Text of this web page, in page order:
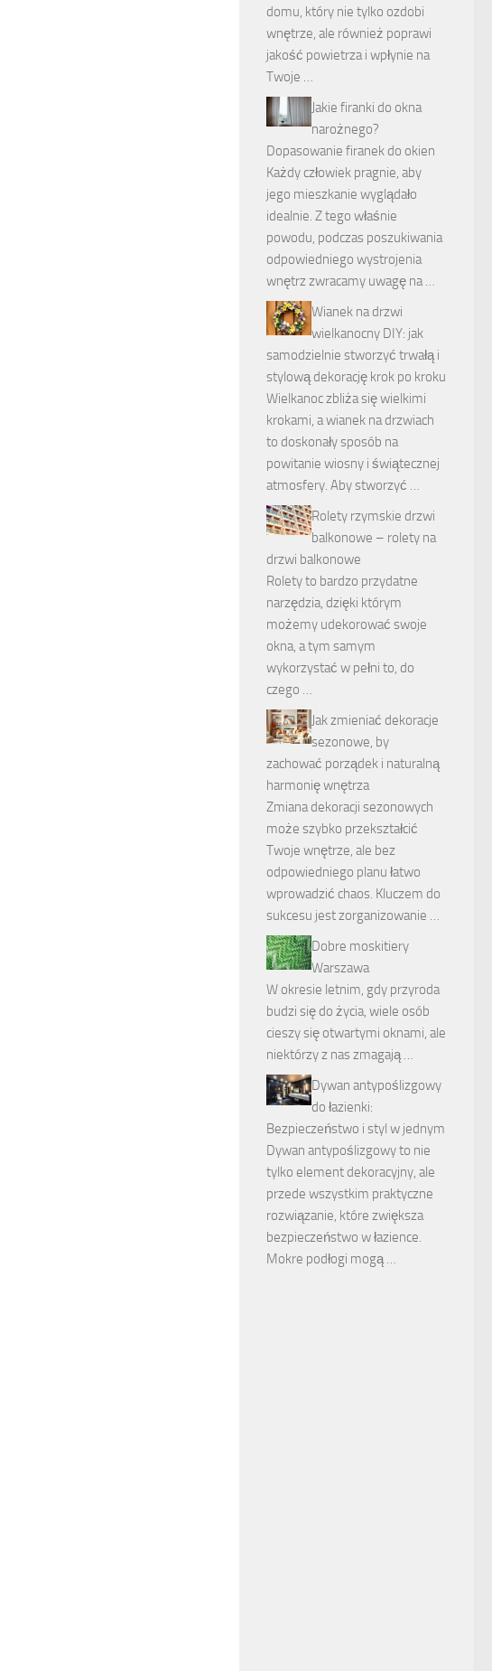
domu, który nie tylko ozdobi
wnętrze, ale również poprawi
jakość powietrza i wpłynie na
Twoje …
Jakie firanki do okna
narożnego?
Dopasowanie firanek do okien
Każdy człowiek pragnie, aby
jego mieszkanie wyglądało
idealnie. Z tego właśnie
powodu, podczas poszukiwania
odpowiedniego wystrojenia
wnętrz zwracamy uwagę na …
Wianek na drzwi
wielkanocny DIY: jak
samodzielnie stworzyć trwałą i
stylową dekorację krok po kroku
Wielkanoc zbliża się wielkimi
krokami, a wianek na drzwiach
to doskonały sposób na
powitanie wiosny i świątecznej
atmosfery. Aby stworzyć …
Rolety rzymskie drzwi
balkonowe – rolety na
drzwi balkonowe
Rolety to bardzo przydatne
narzędzia, dzięki którym
możemy udekorować swoje
okna, a tym samym
wykorzystać w pełni to, do
czego …
Jak zmieniać dekoracje
sezonowe, by
zachować porządek i naturalną
harmonię wnętrza
Zmiana dekoracji sezonowych
może szybko przekształcić
Twoje wnętrze, ale bez
odpowiedniego planu łatwo
wprowadzić chaos. Kluczem do
sukcesu jest zorganizowanie …
Dobre moskitiery
Warszawa
W okresie letnim, gdy przyroda
budzi się do życia, wiele osób
cieszy się otwartymi oknami, ale
niektórzy z nas zmagają …
Dywan antypoślizgowy
do łazienki:
Bezpieczeństwo i styl w jednym
Dywan antypoślizgowy to nie
tylko element dekoracyjny, ale
przede wszystkim praktyczne
rozwiązanie, które zwiększa
bezpieczeństwo w łazience.
Mokre podłogi mogą …